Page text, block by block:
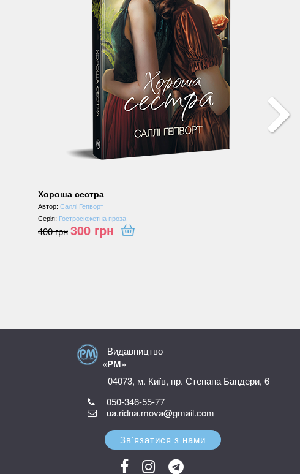
Хороша сестра
Автор:Саллі Гепворт
Серія: Гостросюжетна проза
400грн300 грн
Видавництво
«РМ»
04073, м. Київ, пр. Степана Бандери, 6
050-346-55-77
ua.ridna.mova@gmail.com
Зв’язатися з нами